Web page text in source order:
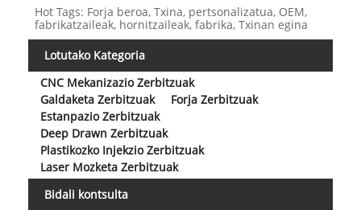
Hot Tags: Forja beroa, Txina, pertsonalizatua, OEM,
fabrikatzaileak, hornitzaileak, fabrika, Txinan egina
Lotutako Kategoria
CNC Mekanizazio Zerbitzuak
Galdaketa Zerbitzuak
Forja Zerbitzuak
Estanpazio Zerbitzuak
Deep Drawn Zerbitzuak
Plastikozko Injekzio Zerbitzuak
Laser Mozketa Zerbitzuak
Bidali kontsulta